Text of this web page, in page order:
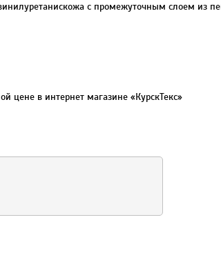
с промежуточным слоем из
цене в интернет магазине «КурскТекс»